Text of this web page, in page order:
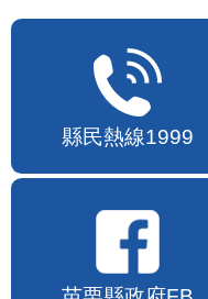
縣民熱線1999